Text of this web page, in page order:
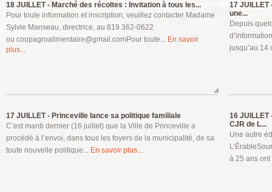
18 JUILLET - Marché des récoltes : Invitation à tous les...
Pour toute information et inscription, veuillez contacter Madame
Sylvie Manseau, directrice, au 819 362-0622
ou coopagroalimentaire@gmail.comPour toute... En savoir
plus...
17 JUILLET
une...
Depuis
jusqu’au 14
17 JUILLET - Princeville lance sa politique familiale
C’est mardi dernier (16 juillet) que la Ville de Princeville a
procédé à l’envoi, dans tous les foyers de la municipalité, de sa
toute nouvelle politique... En savoir plus...
16 JUILLET
CJR de L...
Une autre
à 25 ans